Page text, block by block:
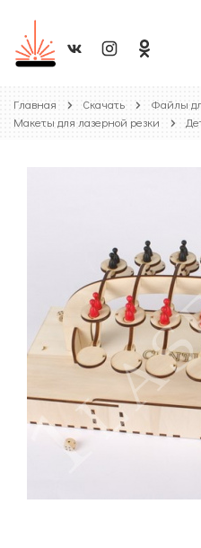
Главная Скачать
Файлы
Макеты для лазерной резки